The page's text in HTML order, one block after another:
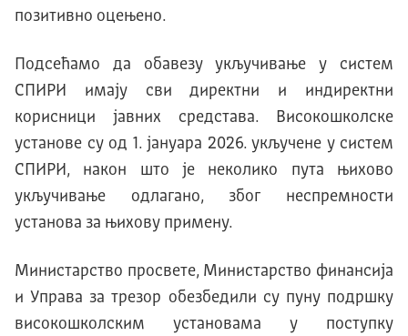
позитивно оцењено.
Подсећамо да обавезу укључивање у систем
СПИРИ имају сви директни и индиректни
корисници јавних средстава. Високошколске
установе су од 1. јануара 2026. укључене у систем
СПИРИ, након што је неколико пута њихово
укључивање одлагано, због неспремности
установа за њихову примену.
Министарство просвете, Министарство финансија
и Управа за трезор обезбедили су пуну подршку
високошколским установама у поступку